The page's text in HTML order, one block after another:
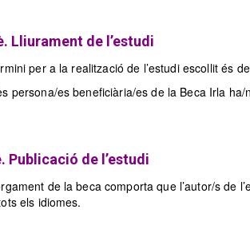
Lliurament de l’estudi
per a la realització de l’estudi escollit és
persona/es beneficiària/es de la Beca Irla
Publicació de l’estudi
de la beca comporta que l’autor/s
els idiomes.